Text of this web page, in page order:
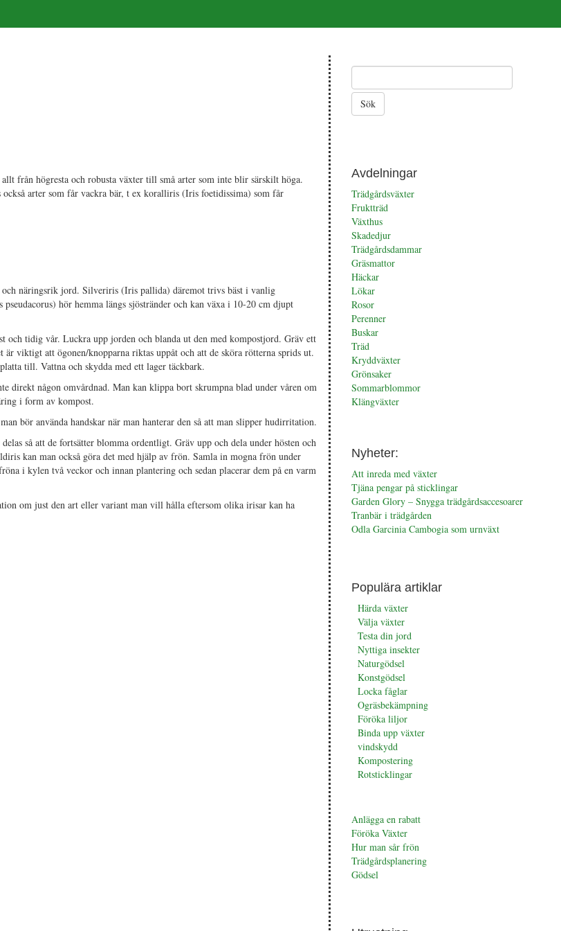
från högresta och robusta växter till små arter som inte blir särskilt höga.
arter som får vackra bär, t ex koralliris (Iris foetidissima) som får
näringsrik jord. Silveriris (Iris pallida) däremot trivs bäst i vanlig
hör hemma längs sjöstränder och kan växa i 10-20 cm djupt
och tidig vår. Luckra upp jorden och blanda ut den med kompostjord. Gräv ett
viktigt att ögonen/knopparna riktas uppåt och att de sköra rötterna sprids ut.
till. Vattna och skydda med ett lager täckbark.
direkt någon omvårdnad. Man kan klippa bort skrumpna blad under våren om
i form av kompost.
bör använda handskar när man hanterar den så att man slipper hudirritation.
så att de fortsätter blomma ordentligt. Gräv upp och dela under hösten och
kan man också göra det med hjälp av frön. Samla in mogna frön under
i kylen två veckor och innan plantering och sedan placerar dem på en varm
om just den art eller variant man vill hålla eftersom olika irisar kan ha
Avdelningar
Trädgårdsväxter
Fruktträd
Växthus
Skadedjur
Trädgårdsdammar
Gräsmattor
Häckar
Lökar
Rosor
Perenner
Buskar
Träd
Kryddväxter
Grönsaker
Sommarblommor
Klängväxter
Nyheter:
Att inreda med växter
Tjäna pengar på sticklingar
Garden Glory – Snygga trädgårdsaccesoarer
Tranbär i trädgården
Odla Garcinia Cambogia som urnväxt
Populära artiklar
Härda växter
Välja växter
Testa din jord
Nyttiga insekter
Naturgödsel
Konstgödsel
Locka fåglar
Ogräsbekämpning
Föröka liljor
Binda upp växter
vindskydd
Kompostering
Rotsticklingar
Anlägga en rabatt
Föröka Växter
Hur man sår frön
Trädgårdsplanering
Gödsel